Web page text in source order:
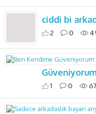
ciddi bi
2 0
1 0